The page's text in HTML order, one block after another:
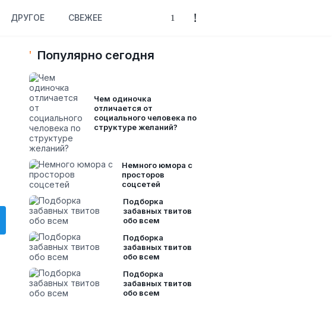
ДРУГОЕ СВЕЖЕЕ
Популярно сегодня
Чем одиночка
отличается от
социального человека по
структуре желаний?
Немного юмора с
просторов
соцсетей
Подборка
забавных твитов
обо всем
Подборка
забавных твитов
обо всем
Подборка
забавных твитов
обо всем